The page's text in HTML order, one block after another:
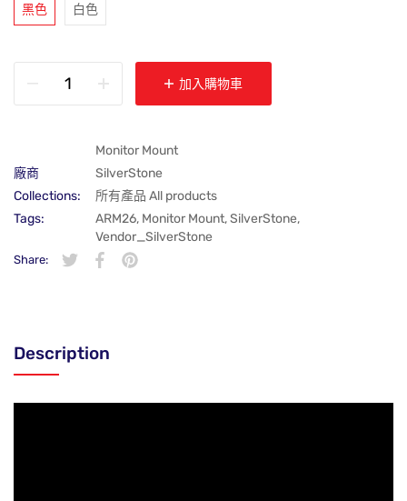
黑色 白色
加入購物車
Monitor Mount
廠商
SilverStone
Collections:
所有產品 All products
Tags:
ARM26, Monitor Mount,SilverStone,
Vendor_SilverStone
Share:
在 Twitter 上發佈 Twitter 貼文
在新視窗中開啟。
分享至 Facebook
在新視窗中開啟。
在 Pinterest 上發佈 Pin 貼文
在新視窗中開啟。
Description